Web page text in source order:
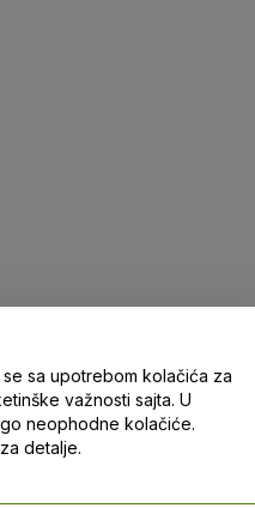
nas
se sa upotrebom kolačića za
važnosti sajta. U
neophodne kolačiće.
za detalje.